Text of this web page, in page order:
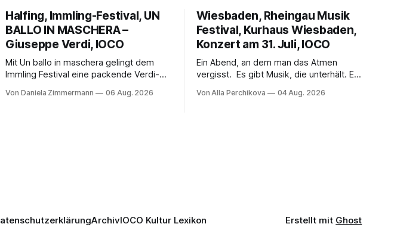
Halfing, Immling-Festival, UN
BALLO IN MASCHERA –
Giuseppe Verdi, IOCO
Mit Un ballo in maschera gelingt dem
Immling Festival eine packende Verdi-
Wirklichkeit. Verena von Kerssenbrock
Von Daniela Zimmermann 06 Aug. 2026
Wiesbaden, Rheingau Musik
Festival, Kurhaus Wiesbaden,
Konzert am 31. Juli, IOCO
Ein Abend, an dem man das Atmen
vergisst. Es gibt Musik, die unterhält. Es
Musik, nach der man minutenlang kein
Von Alla Perchikova 04 Aug. 2026
ArchivIOCO Kultur Lexikon Erstellt mit Ghost